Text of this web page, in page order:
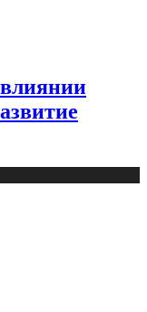
влиянии